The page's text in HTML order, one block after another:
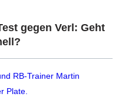
gegen Verl: Geht